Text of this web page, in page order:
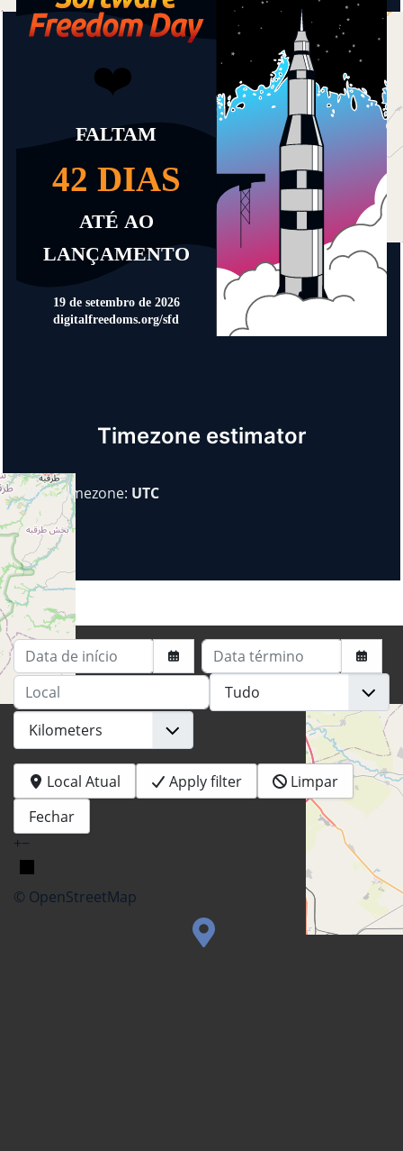
+−
© OpenStreetMap
Timezone estimator
Your timezone: UTC
Data de início
Data término
Local
Local Atual Apply filter
Limpar
Fechar